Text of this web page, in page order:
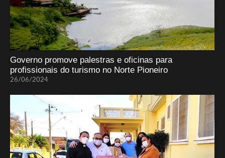
Governo promove palestras e oficinas para
profissionais do turismo no Norte Pioneiro
26/06/2024